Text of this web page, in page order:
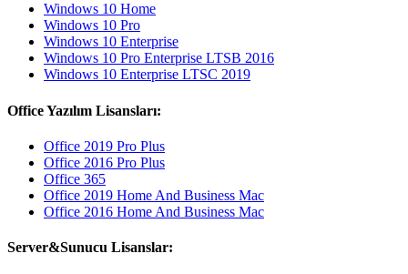
Windows 10 Home
Windows 10 Pro
Windows 10 Enterprise
Windows 10 Pro Enterprise LTSB 2016
Windows 10 Enterprise LTSC 2019
Office Yazılım Lisansları:
Office 2019 Pro Plus
Office 2016 Pro Plus
Office 365
Office 2019 Home And Business Mac
Office 2016 Home And Business Mac
Server&Sunucu Lisanslar: